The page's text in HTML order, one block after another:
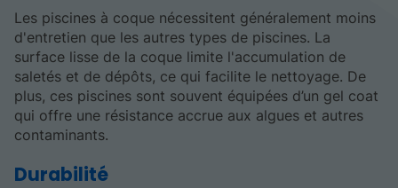
Les piscines à coque nécessitent généralement moins
d'entretien que les autres types de piscines. La
surface lisse de la coque limite l'accumulation de
saletés et de dépôts, ce qui facilite le nettoyage. De
plus, ces piscines sont souvent équipées d’un gel coat
qui offre une résistance accrue aux algues et autres
contaminants.
Durabilité